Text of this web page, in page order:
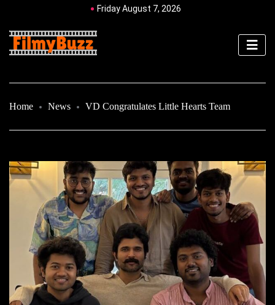
Friday August 7, 2026
Home News VD Congratulates Little Hearts Team